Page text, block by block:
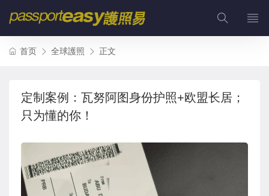
首页 全球護照 正文
定制案例：瓦努阿图身份护照+欧盟长居；
只为懂的你！